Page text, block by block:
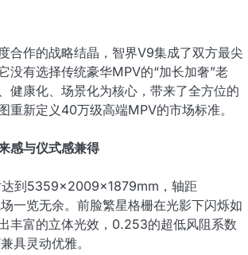
合作的战略结晶，智界V9集成了双方最尖
没有选择传统豪华MPV的“加长加奢”老
健康化、场景化为核心，带来了全方位的
重新定义40万级高端MPV的市场标准。
感与仪式感兼得
达到5359×2009×1879mm，轴距
一览无余。前脸繁星格栅在光影下闪烁如
丰富的立体光效，0.253的超低风阻系数
具灵动优雅。